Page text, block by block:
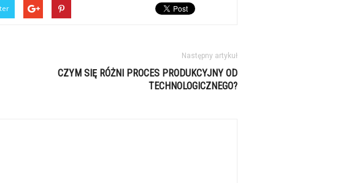
Następny artykuł
CZYM SIĘ RÓŻNI PROCES PRODUKCYJNY OD
TECHNOLOGICZNEGO?